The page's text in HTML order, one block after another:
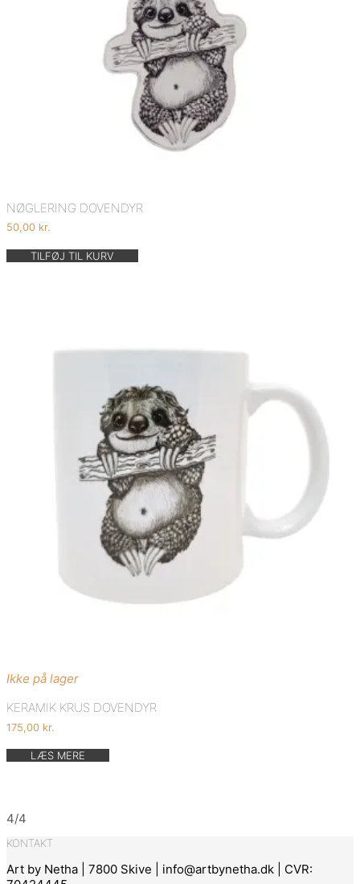
NØGLERING DOVENDYR
50,00 kr.
TILFØJ TIL KURV
Ikke på lager
KERAMIK KRUS DOVENDYR
175,00 kr.
LÆS MERE
4/4
KONTAKT
Art by Netha | 7800 Skive | info@artbynetha.dk | CVR: